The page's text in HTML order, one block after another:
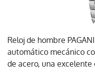
Reloj de hombre
automático mecánico
de acero, una